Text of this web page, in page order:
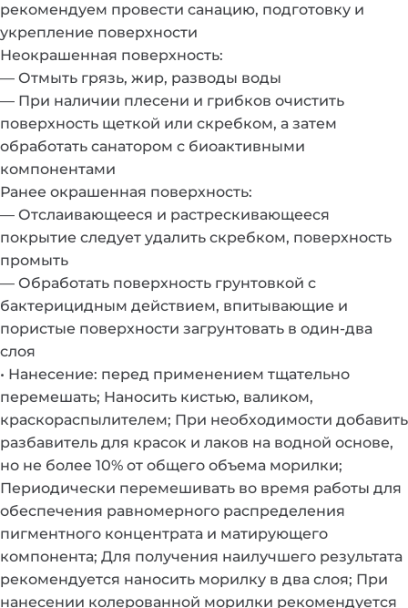
рекомендуем провести санацию, подготовку и
укрепление поверхности
Неокрашенная поверхность:
— Отмыть грязь, жир, разводы воды
— При наличии плесени и грибков очистить
поверхность щеткой или скребком, а затем
обработать санатором с биоактивными
компонентами
Ранее окрашенная поверхность:
— Отслаивающееся и растрескивающееся
покрытие следует удалить скребком, поверхность
промыть
— Обработать поверхность грунтовкой с
бактерицидным действием, впитывающие и
пористые поверхности загрунтовать в один-два
слоя
• Нанесение: перед применением тщательно
перемешать; Наносить кистью, валиком,
краскораспылителем; При необходимости добавить
разбавитель для красок и лаков на водной основе,
но не более 10% от общего объема морилки;
Периодически перемешивать во время работы для
обеспечения равномерного распределения
пигментного концентрата и матирующего
компонента; Для получения наилучшего результата
рекомендуется наносить морилку в два слоя; При
нанесении колерованной морилки рекомендуется